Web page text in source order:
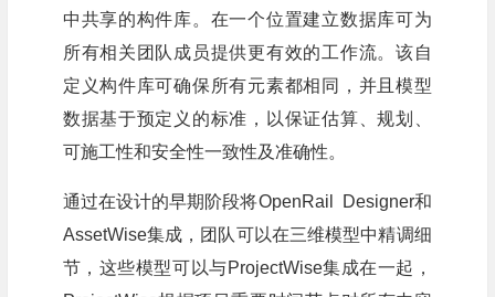
中共享的构件库。在一个位置建立数据库可为
所有相关团队成员提供更有效的工作流。该自
定义构件库可确保所有元素都相同，并且模型
数据基于预定义的标准，以保证估算、规划、
可施工性和安全性一致性及准确性。
通过在设计的早期阶段将OpenRail Designer和
AssetWise集成，团队可以在三维模型中精调细
节，这些模型可以与ProjectWise集成在一起，